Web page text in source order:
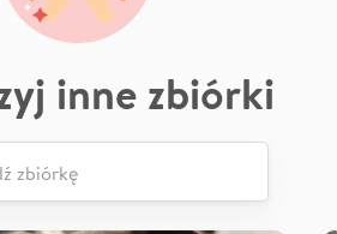
inne zbiórki